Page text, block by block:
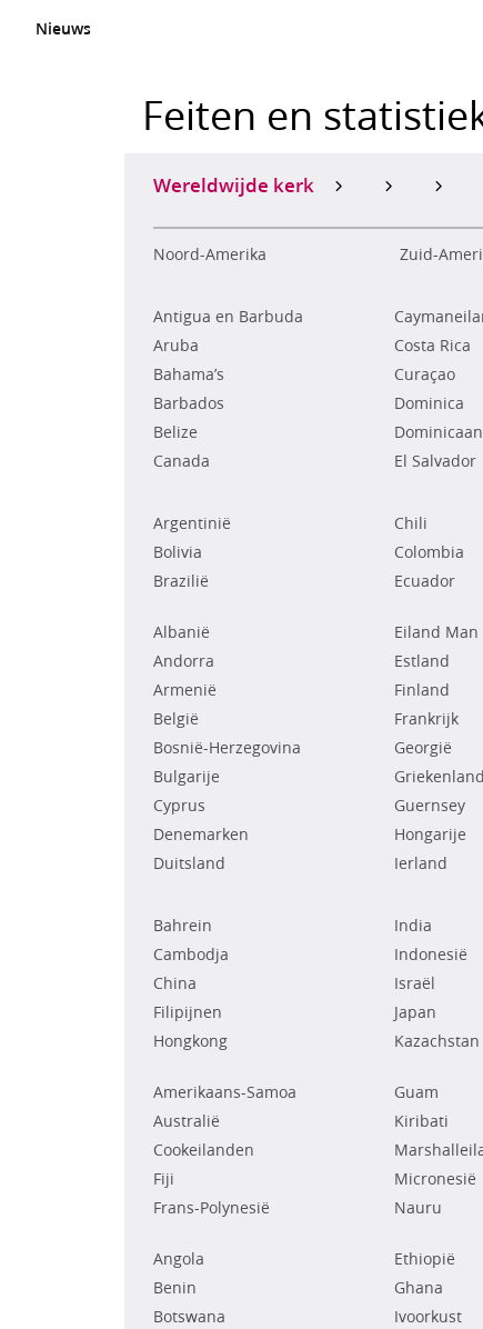
Nieuws
Feiten en
Wereldwijde kerk
Noord-Amerika Zuid-
Antigua en Barbuda
Aruba
Bahama’s
Barbados
Belize
Canada
Costa Rica
Curaçao
Dominica
El Salvador
Argentinië
Bolivia
Brazilië
Chili
Colombia
Ecuador
Albanië
Andorra
Armenië
België
Bosnië-Herzegovina
Bulgarije
Cyprus
Denemarken
Duitsland
Eiland Man
Estland
Finland
Frankrijk
Georgië
Griekenland
Guernsey
Hongarije
Ierland
Bahrein
Cambodja
China
Filipijnen
Hongkong
India
Indonesië
Israël
Japan
Kazachstan
Amerikaans-Samoa
Australië
Cookeilanden
Fiji
Frans-Polynesië
Guam
Kiribati
Micronesië
Nauru
Angola
Benin
Botswana
Ethiopië
Ghana
Ivoorkust